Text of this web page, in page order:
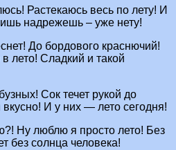
Растекаюсь весь по лету! И
надрежешь – уже нету!
До бордового краснючий!
лето! Сладкий и такой
Сок течет рукой до
И у них — лето сегодня!
Ну люблю я просто лето! Без
без солнца человека!